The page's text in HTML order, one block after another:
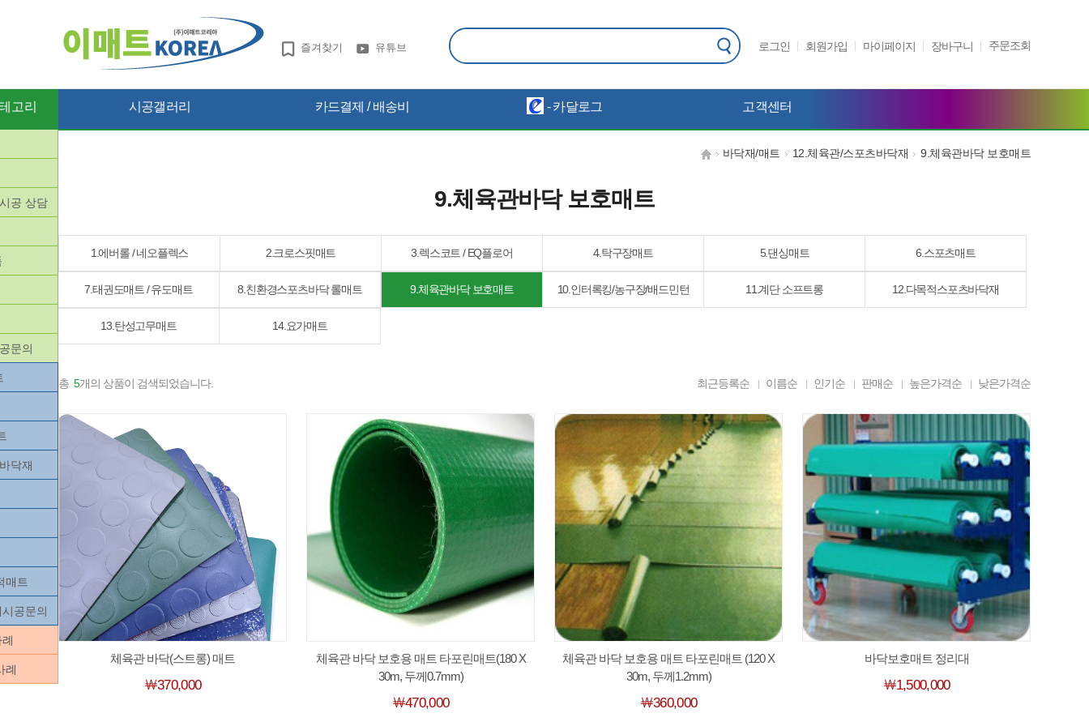
즐겨찾기 유튜브 로그인 회원가입 마이페이지 장바구니 주문조회
고리
공 상담
문의
닥재
매트
공문의
례
시공갤러리 카드결제 / 배송비 - 카달로그 고객센터
바닥재/매트 12.체육관/스포츠바닥재 9.체육관바닥 보호매트
9.체육관바닥 보호매트
1.에버롤 / 네오플렉스 2.크로스핏매트 3.렉스코트 / EQ플로어 4.탁구장매트 5.댄싱매트 6.스포츠매트
7.태권도매트 / 유도매트 8.친환경스포츠바닥 롤매트 9.체육관바닥 보호매트 10.인터록킹/농구장/배드민턴 11.계단 소프트롱 12.다목적스포츠바닥재
13.탄성고무매트 14.요가매트
총 5개의 상품이 검색되었습니다. 최근등록순 이름순 인기순 판매순 높은가격순 낮은가격순
체육관 바닥(스트롱) 매트
￦370,000
체육관 바닥 보호용 매트 타포린매트(180 X
30m, 두께0.7mm)
￦470,000
체육관 바닥 보호용 매트 타포린매트 (120 X
30m, 두께1.2mm)
￦360,000
바닥보호매트 정리대
￦1,500,000